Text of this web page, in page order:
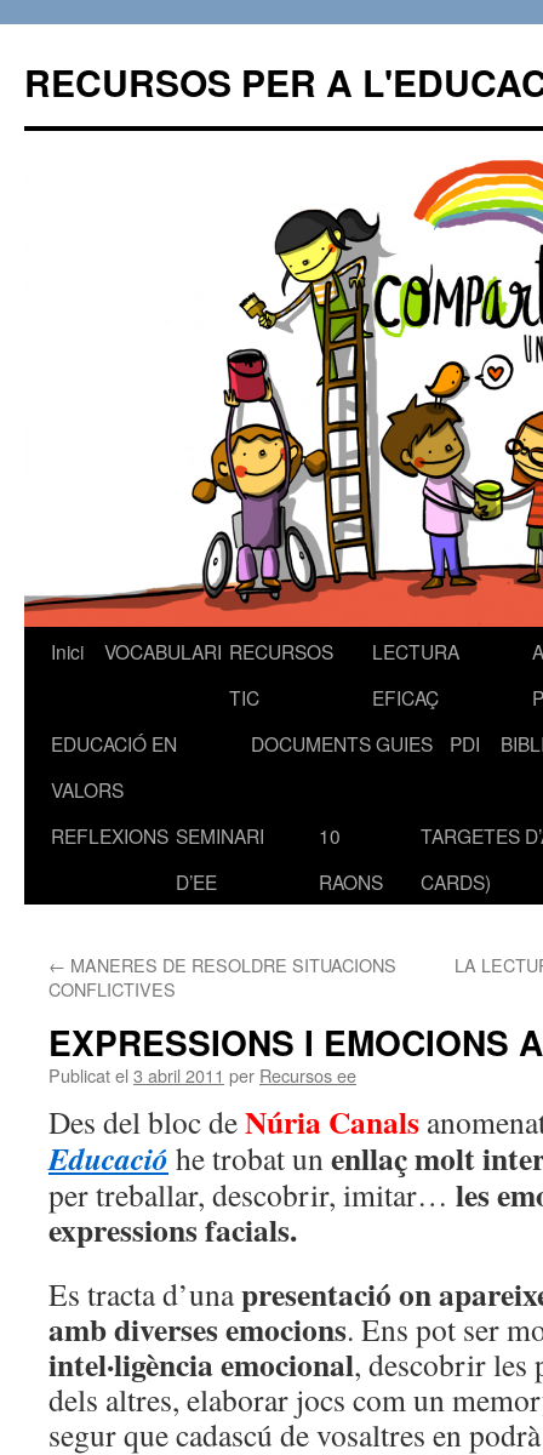
RECURSOS PER A
Vés
contingut
Inici VOCABULARI RECURSOS
TIC
LECTURA
EFICAÇ
EDUCACIÓ EN
VALORS
DOCUMENTSGUIES PDI
REFLEXIONS SEMINARI
D’EE
10
RAONS
TARGETES
CARDS)
← MANERES DE RESOLDRE SITUACIONS
CONFLICTIVES
LA
EXPRESSIONS I EMOCIONS
Publicat el 3 abril 2011 per Recursos ee
Des del bloc deNúria Canals
Educació he trobat unenllaç molt
per treballar, descobrir, imitar… les
expressions facials.
Es tracta d’unapresentació on
amb diverses emocions. Ens pot ser
intel·ligència emocional, descobrir les
dels altres, elaborar jocs com un
segur que cadascú de vosaltres en